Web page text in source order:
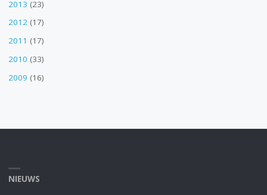
2013 (23)
2012(17)
2011 (17)
2010 (33)
2009 (16)
NIEUWS